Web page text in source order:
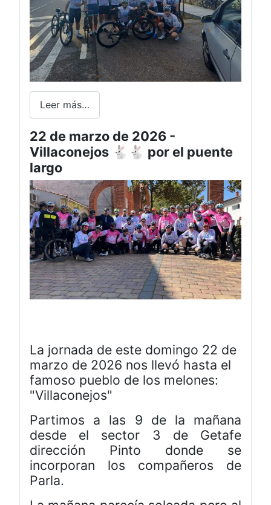
Leer más…
22 de marzo de 2026 -
Villaconejos 🐇🐇 por el puente
largo
La jornada de este domingo 22 de
marzo de 2026 nos llevó hasta el
famoso pueblo de los melones:
"Villaconejos"
Partimos a las 9 de la mañana
desde el sector 3 de Getafe
dirección Pinto donde se
incorporan los compañeros de
Parla.